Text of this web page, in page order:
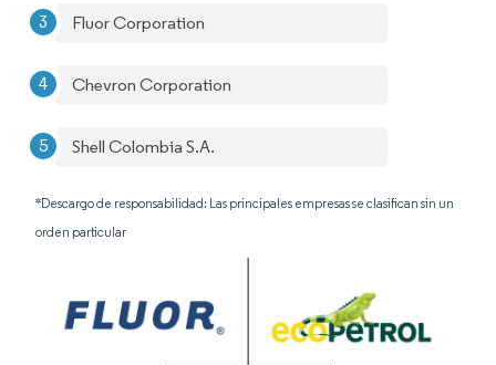
Fluor Corporation
Chevron Corporation
Shell Colombia S.A.
*Descargo de responsabilidad: Las principales empresas se clasifican sin un
orden particular